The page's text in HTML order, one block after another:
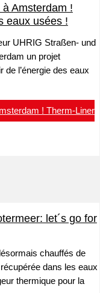
Amsterdam !
eaux usées !
UHRIG Straßen- und
un projet
de l’énergie des eaux
! Therm-Liner
let´s go for
chauffés de
dans les eaux
thermique pour la